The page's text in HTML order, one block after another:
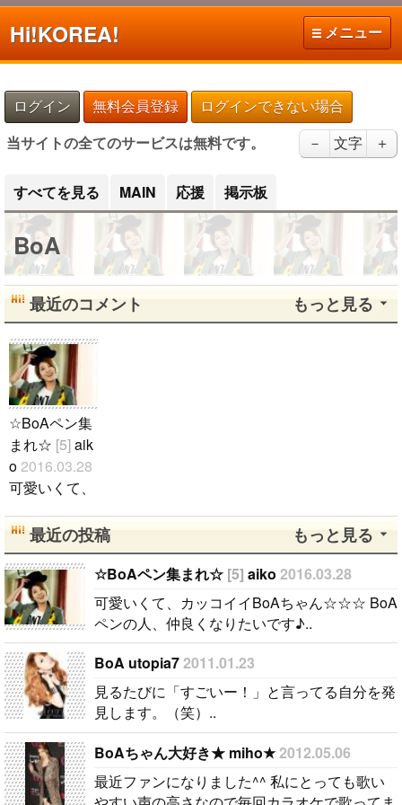
Hi!KOREA! メニュー
ログイン 無料会員登録 ログインできない場合
当サイトの全てのサービスは無料です。 － 文字 ＋
すべてを見る MAIN 応援 掲示板
BoA
もっと見る
最近のコメント
☆BoAペン集
まれ☆ [5]aik
o 2016.03.28
可愛いくて、
oAちゃん☆
☆☆ BoAペ
ンの人、仲良
くなりたいで
す♪..
もっと見る
最近の投稿
☆BoAペン集まれ☆ [5] aiko 2016.03.28
可愛いくて、カッコイイBoAちゃん☆☆☆ BoA
ペンの人、仲良くなりたいです♪..
BoA utopia72011.01.23
見るたびに「すごいー！」と言ってる自分を発
見します。（笑）..
BoAちゃん大好き★ miho★2012.05.06
最近ファンになりました^^ 私にとっても歌い